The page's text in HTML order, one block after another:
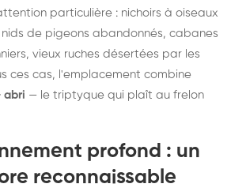
particulière : nichoirs à oiseaux
de pigeons abandonnés, cabanes
vieux ruches désertées par les
ces cas, l'emplacement combine
abri — le triptyque qui plaît au frelon
profond : un
reconnaissable